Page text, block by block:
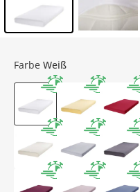
Farbe Weiß